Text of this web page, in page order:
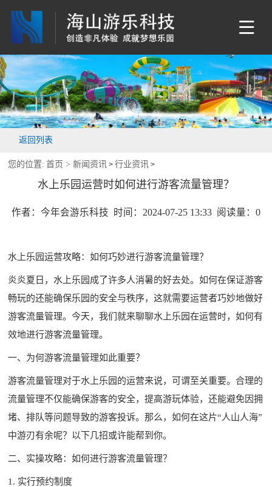
返回列表
您的位置: 首页 >新闻资讯 >行业资讯 >
水上乐园运营时如何进行游客流量管理？
作者：今年会游乐科技 时间：2024-07-25 13:33 阅读量： 0
水上乐园运营攻略：如何巧妙进行游客流量管理？
炎炎夏日，水上乐园成了许多人消暑的好去处。如何在保证游客
畅玩的还能确保乐园的安全与秩序，这就需要运营者巧妙地做好
游客流量管理。今天，我们就来聊聊水上乐园在运营时，如何有
效地进行游客流量管理。
一、为何游客流量管理如此重要？
游客流量管理对于水上乐园的运营来说，可谓至关重要。合理的
流量管理不仅能确保游客的安全，提高游玩体验，还能避免因拥
堵、排队等问题导致的游客投诉。那么，如何在这片“人山人海”
中游刃有余呢？以下几招或许能帮到你。
二、实操攻略：如何进行游客流量管理？
1. 实行预约制度